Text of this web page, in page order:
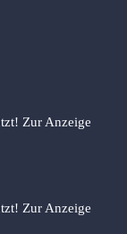
Zur Anzeige
Zur Anzeige